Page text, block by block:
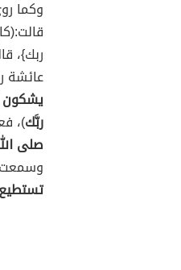
وكما
ربك}،
عائشة
يشكون
ربَّك)،
صلى
وسمعت